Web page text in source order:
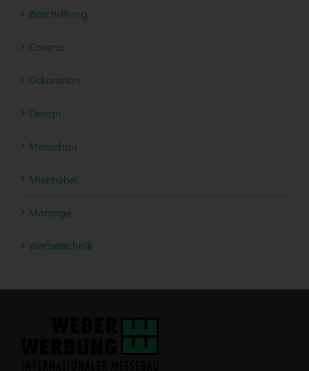
Beschriftung
Corona
Dekoration
Design
Messebau
Mietmöbel
Montage
Werbetechnik